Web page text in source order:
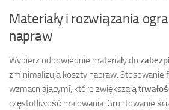
Materiały i rozwiązania
napraw
Wybierz odpowiednie materiały do
zminimalizują koszty napraw. Stosowanie
wzmacniającymi, które zwiększają
częstotliwość malowania. Gruntowanie